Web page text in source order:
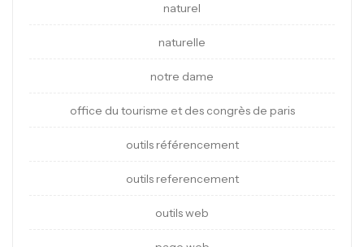
naturel
naturelle
notre dame
office du tourisme et des congrès de paris
outils référencement
outils referencement
outils web